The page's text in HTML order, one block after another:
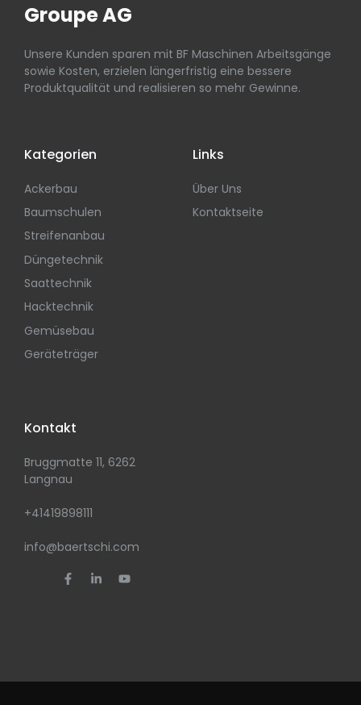
Groupe AG
Unsere Kunden sparen mit BF Maschinen Arbeitsgänge
sowie Kosten, erzielen längerfristig eine bessere
Produktqualität und realisieren so mehr Gewinne.
Kategorien
Ackerbau
Baumschulen
Streifenanbau
Düngetechnik
Saattechnik
Hacktechnik
Gemüsebau
Geräteträger
Links
Über Uns
Kontaktseite
Kontakt
Bruggmatte 11, 6262
Langnau
+41419898111
info@baertschi.com